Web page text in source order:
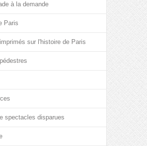
à la demande
Paris
sur l'histoire de Paris
spectacles disparues